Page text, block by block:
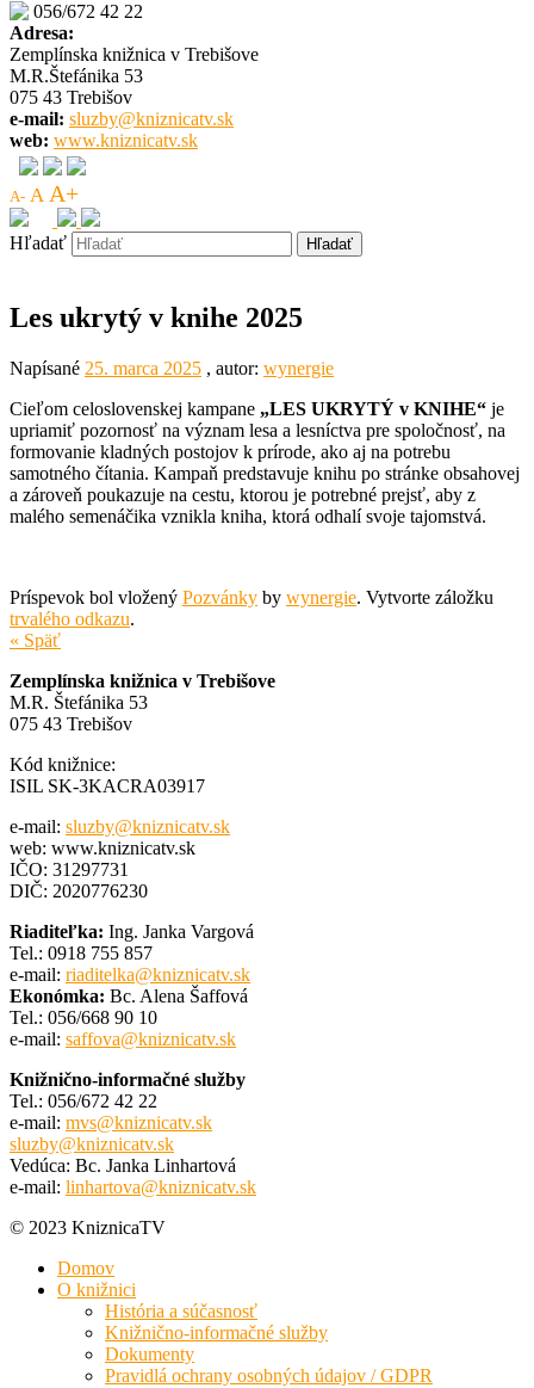
056/672 42 22
Adresa:
Zemplínska knižnica v Trebišove
M.R.Štefánika 53
075 43 Trebišov
e-mail: sluzby@kniznicatv.sk
web: www.kniznicatv.sk
A- A A+
Hľadať
Les ukrytý v knihe 2025
Napísané 25. marca 2025 , autor: wynergie
Cieľom celoslovenskej kampane „LES UKRYTÝ v KNIHE“ je
upriamiť pozornosť na význam lesa a lesníctva pre spoločnosť, na
formovanie kladných postojov k prírode, ako aj na potrebu
samotného čítania. Kampaň predstavuje knihu po stránke obsahovej
a zároveň poukazuje na cestu, ktorou je potrebné prejsť, aby z
malého semenáčika vznikla kniha, ktorá odhalí svoje tajomstvá.
Príspevok bol vložený Pozvánky by wynergie. Vytvorte záložku
trvalého odkazu.
« Späť
Zemplínska knižnica v Trebišove
M.R. Štefánika 53
075 43 Trebišov
Kód knižnice:
ISIL SK-3KACRA03917
e-mail: sluzby@kniznicatv.sk
web: www.kniznicatv.sk
IČO: 31297731
DIČ: 2020776230
Riaditeľka: Ing. Janka Vargová
Tel.: 0918 755 857
e-mail: riaditelka@kniznicatv.sk
Ekonómka: Bc. Alena Šaffová
Tel.: 056/668 90 10
e-mail: saffova@kniznicatv.sk
Knižnično-informačné služby
Tel.: 056/672 42 22
e-mail: mvs@kniznicatv.sk
sluzby@kniznicatv.sk
Vedúca: Bc. Janka Linhartová
e-mail: linhartova@kniznicatv.sk
© 2023 KniznicaTV
Domov
O knižnici
História a súčasnosť
Knižnično-informačné služby
Dokumenty
Pravidlá ochrany osobných údajov / GDPR